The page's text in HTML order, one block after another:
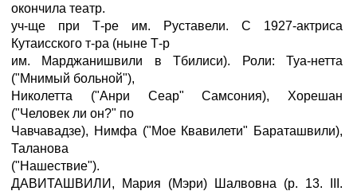
окончила театр.
уч-ще при Т-ре им. Руставели. С 1927-актриса
Кутаисского т-ра (ныне Т-р
им. Марджанишвили в Тбилиси). Роли: Туа-нетта
("Мнимый больной"),
Николетта ("Анри Сеар" Самсония), Хорешан
("Человек ли он?" по
Чавчавадзе), Нимфа ("Мое Квавилети" Бараташвили),
Таланова
("Нашествие").
ДАВИТАШВИЛИ, Мария (Мэри) Шалвовна (р. 13. III.